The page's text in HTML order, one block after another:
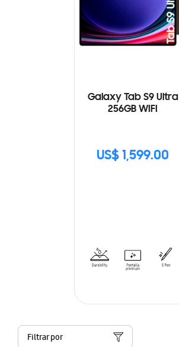
Galaxy Tab S9 Ultra
256GB WIFI
US$ 1,599.00
Filtrar por